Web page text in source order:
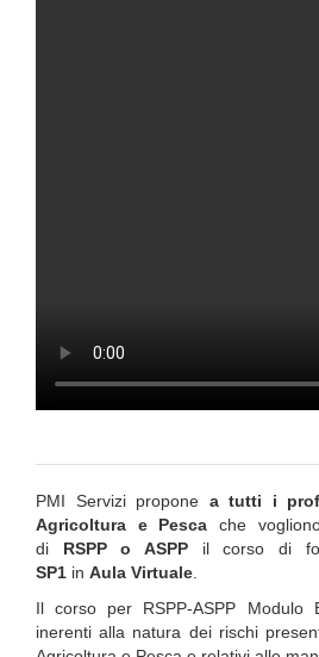
PMI Servizi propone a tutti i
Agricoltura e Pesca che
di RSPP o ASPP il corso di
SP1 in Aula Virtuale
Il corso per RSPP-ASPP Modulo
inerenti alla natura dei rischi